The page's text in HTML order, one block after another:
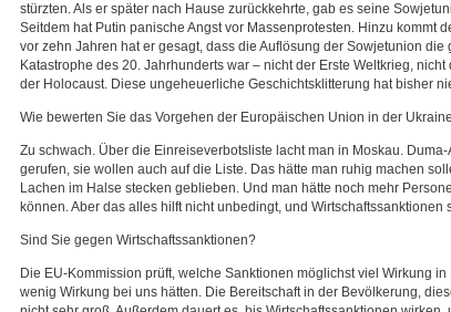
stürzten. Als er später nach Hause zurückkehrte, gab es seine
Seitdem hat Putin panische Angst vor Massenprotesten. Hinzu kommt
vor zehn Jahren hat er gesagt, dass die Auflösung der Sowjetunion die
Katastrophe des 20. Jahrhunderts war – nicht der Erste Weltkrieg,
der Holocaust. Diese ungeheuerliche Geschichtsklitterung hat bisher
Wie bewerten Sie das Vorgehen der Europäischen Union in der
Zu schwach. Über die Einreiseverbotsliste lacht man in Moskau.
gerufen, sie wollen auch auf die Liste. Das hätte man ruhig machen
Lachen im Halse stecken geblieben. Und man hätte noch mehr
können. Aber das alles hilft nicht unbedingt, und Wirtschaftssanktionen
Sind Sie gegen Wirtschaftssanktionen?
Die EU-Kommission prüft, welche Sanktionen möglichst viel Wirkung
wenig Wirkung bei uns hätten. Die Bereitschaft in der Bevölkerung,